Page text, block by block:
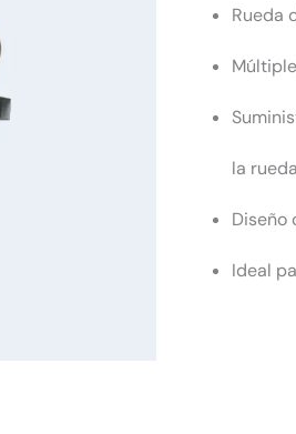
Rueda
la
Diseño
Ideal